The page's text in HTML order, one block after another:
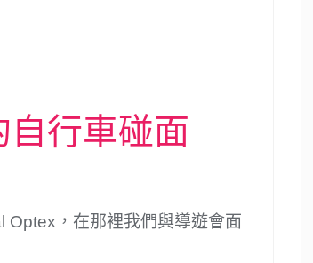
行車碰面
Optex，在那裡我們與導遊會面